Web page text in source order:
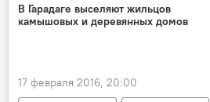
В Гарадаге выселяют жильцов
камышовых и деревянных домов
17 февраля 2016, 20:00